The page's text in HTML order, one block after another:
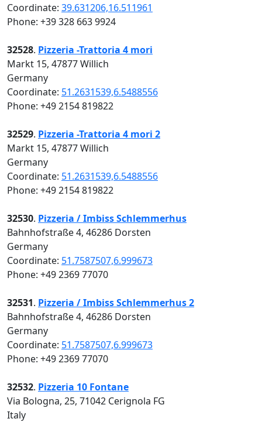
Coordinate: 39.631206,16.511961
Phone: +39 328 663 9924
32528. Pizzeria -Trattoria 4 mori
Markt 15, 47877 Willich
Germany
Coordinate: 51.2631539,6.5488556
Phone: +49 2154 819822
32529. Pizzeria -Trattoria 4 mori 2
Markt 15, 47877 Willich
Germany
Coordinate: 51.2631539,6.5488556
Phone: +49 2154 819822
32530. Pizzeria / Imbiss Schlemmerhus
Bahnhofstraße 4, 46286 Dorsten
Germany
Coordinate: 51.7587507,6.999673
Phone: +49 2369 77070
32531. Pizzeria / Imbiss Schlemmerhus 2
Bahnhofstraße 4, 46286 Dorsten
Germany
Coordinate: 51.7587507,6.999673
Phone: +49 2369 77070
32532. Pizzeria 10 Fontane
Via Bologna, 25, 71042 Cerignola FG
Italy